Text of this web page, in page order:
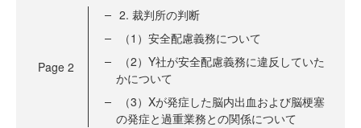
Page 2
2. 裁判所の判断
（1）安全配慮義務について
（2）Y社が安全配慮義務に違反していた
かについて
（3）Xが発症した脳内出血および脳梗塞
の発症と過重業務との関係について